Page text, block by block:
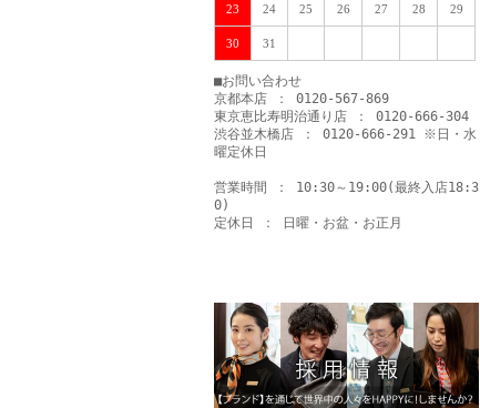
23 24 25 26 27 28 29
30 31
■お問い合わせ
京都本店 ： 0120-567-869
東京恵比寿明治通り店 ： 0120-666-304
渋谷並木橋店 ： 0120-666-291 ※日・水
曜定休日
営業時間 ： 10:30～19:00(最終入店18:3
0)
定休日 ： 日曜・お盆・お正月